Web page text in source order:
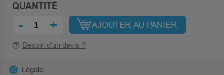
QUANTITÉ
- + AJOUTER AU PANIER
Besoin d’un devis ?
Légale